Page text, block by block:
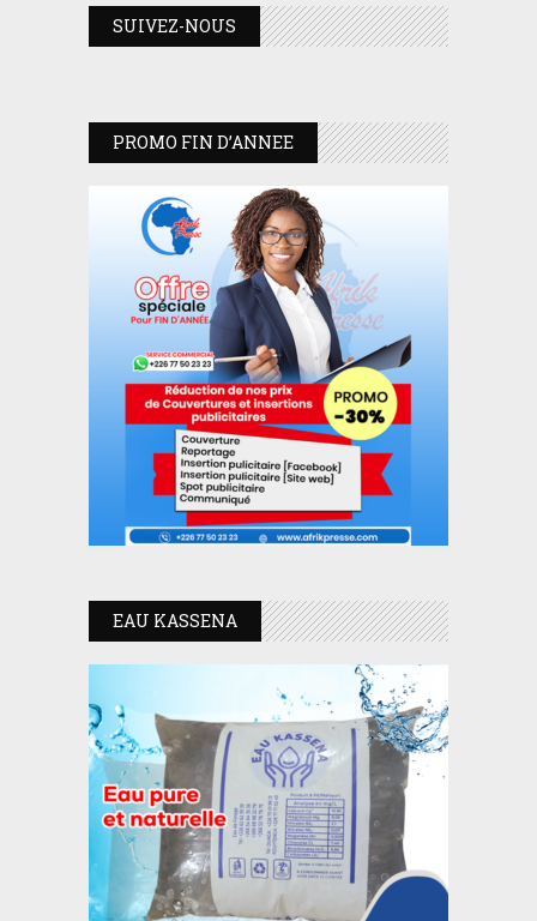
SUIVEZ-NOUS
PROMO FIN D’ANNEE
EAU KASSENA